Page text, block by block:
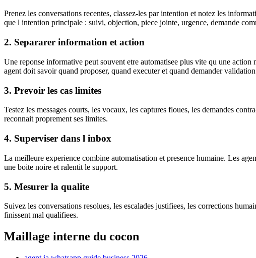
Prenez les conversations recentes, classez-les par intention et notez les
que l intention principale : suivi, objection, piece jointe, urgence, demande
2. Separarer information et action
Une reponse informative peut souvent etre automatisee plus vite qu une
agent doit savoir quand proposer, quand executer et quand demander
3. Prevoir les cas limites
Testez les messages courts, les vocaux, les captures floues, les demandes
reconnait proprement ses limites.
4. Superviser dans l inbox
La meilleure experience combine automatisation et presence humaine. Les
une boite noire et ralentit le support.
5. Mesurer la qualite
Suivez les conversations resolues, les escalades justifiees, les corrections
finissent mal qualifiees.
Maillage interne du cocon